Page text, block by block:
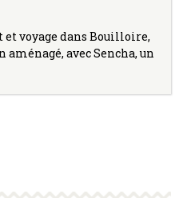
voyage dans Bouilloire,
avec Sencha, un